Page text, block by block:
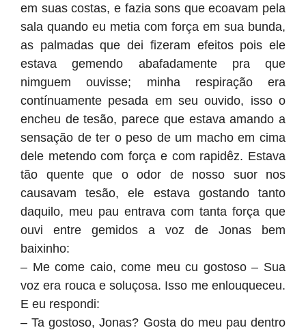
em suas costas, e fazia sons que ecoavam pela
sala quando eu metia com força em sua bunda,
as palmadas que dei fizeram efeitos pois ele
estava gemendo abafadamente pra que
nimguem ouvisse; minha respiração era
contínuamente pesada em seu ouvido, isso o
encheu de tesão, parece que estava amando a
sensação de ter o peso de um macho em cima
dele metendo com força e com rapidêz. Estava
tão quente que o odor de nosso suor nos
causavam tesão, ele estava gostando tanto
daquilo, meu pau entrava com tanta força que
ouvi entre gemidos a voz de Jonas bem
baixinho:
– Me come caio, come meu cu gostoso – Sua
voz era rouca e soluçosa. Isso me enlouqueceu.
E eu respondi:
– Ta gostoso, Jonas? Gosta do meu pau dentro